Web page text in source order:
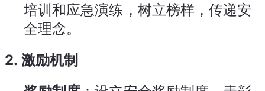
培训和应急演练，树立榜样，传递安
全理念。
2.激励机制